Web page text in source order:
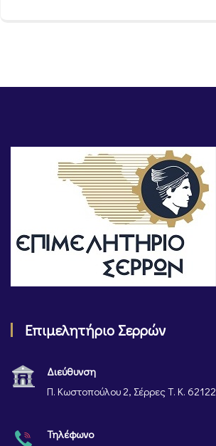
Επιμελητήριο Σερρών
Διεύθυνση
Π. Κωστοπούλου 2, Σέρρες Τ. Κ. 62122
Τηλέφωνο